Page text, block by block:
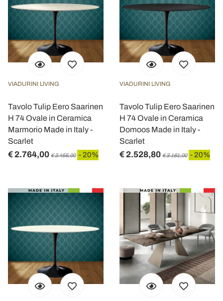
VIADURINI LIVING
Tavolo Tulip Eero Saarinen
H 74 Ovale in Ceramica
Marmorio Made in Italy -
Scarlet
€ 2.764,00 € 3.455,00 - 20%
VIADURINI LIVING
Tavolo Tulip Eero Saarinen
H 74 Ovale in Ceramica
Domoos Made in Italy -
Scarlet
€ 2.528,80 € 3.161,00 - 20%